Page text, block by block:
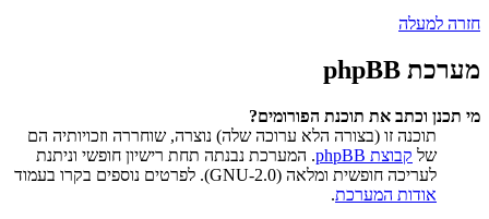
חזרה למעלה
מערכת phpBB
מי תכנן וכתב את תוכנת הפורומים?
תוכנה זו (בצורה הלא ערוכה שלה) נוצרה, שוחררה וזכויותיה הם
של קבוצת phpBB
. המערכת נבנתה תחת רישיון חופשי וניתנת
לעריכה חופשית ומלאה (GNU-2.0). לפרטים נוספים בקרו בעמוד
אודות המערכת.